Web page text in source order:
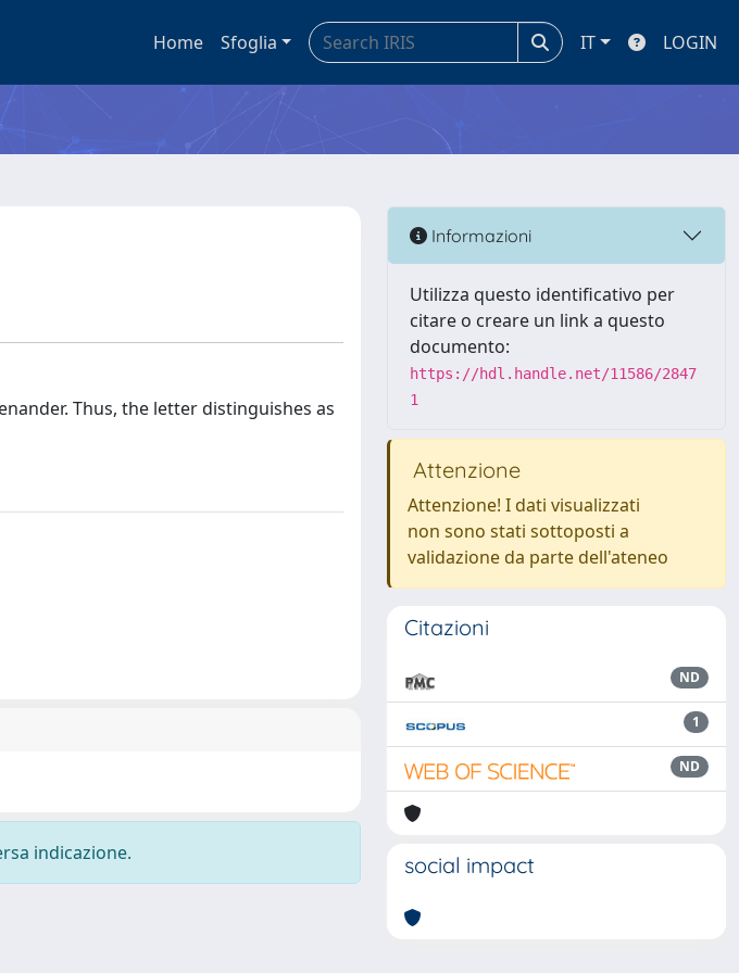
Home Sfoglia IT LOGIN
Thus, the letter distinguishes as
indicazione.
Informazioni
Utilizza questo identificativo per
citare o creare un link a questo
documento:
https://hdl.handle.net/11586/2847
1
Attenzione
Attenzione! I dati visualizzati
non sono stati sottoposti a
validazione da parte dell'ateneo
Citazioni
ND
1
ND
social impact